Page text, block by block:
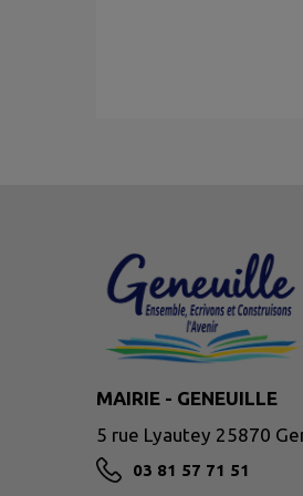
MAIRIE - GENEUILLE
5 rue Lyautey 25870
03 81 57 71 51